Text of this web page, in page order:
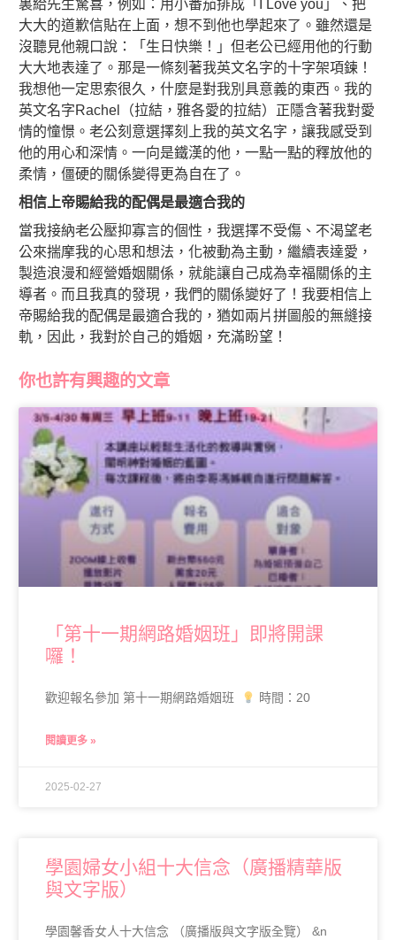
裏給先生驚喜，例如：用小番茄排成「I Love you」、把
大大的道歉信貼在上面，想不到他也學起來了。雖然還是
沒聽見他親口說：「生日快樂！」但老公已經用他的行動
大大地表達了。那是一條刻著我英文名字的十字架項鍊！
我想他一定思索很久，什麼是對我別具意義的東西。我的
英文名字Rachel（拉結，雅各愛的拉結）正隱含著我對愛
情的憧憬。老公刻意選擇刻上我的英文名字，讓我感受到
他的用心和深情。一向是鐵漢的他，一點一點的釋放他的
柔情，僵硬的關係變得更為自在了。
相信上帝賜給我的配偶是最適合我的
當我接納老公壓抑寡言的個性，我選擇不受傷、不渴望老
公來揣摩我的心思和想法，化被動為主動，繼續表達愛，
製造浪漫和經營婚姻關係，就能讓自己成為幸福關係的主
導者。而且我真的發現，我們的關係變好了！我要相信上
帝賜給我的配偶是最適合我的，猶如兩片拼圖般的無縫接
軌，因此，我對於自己的婚姻，充滿盼望！
你也許有興趣的文章
「第十一期網路婚姻班」即將開課
囉！
歡迎報名參加 第十一期網路婚姻班 時間：20
閱讀更多 »
2025-02-27
學園婦女小組十大信念（廣播精華版
與文字版）
學園馨香女人十大信念 （廣播版與文字版全覽） &n